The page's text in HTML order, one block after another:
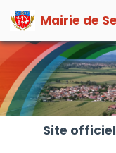
Mairie de
Site